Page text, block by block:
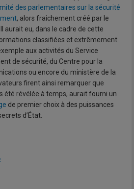
des parlementaires sur la sécurité
, alors fraichement créé par le
aurait eu, dans le cadre de cette
classifiées et extrêmement
aux activités du Service
de sécurité, du Centre pour la
ou encore du ministère de la
firent ainsi remarquer que
été révélée à temps, aurait fourni un
de premier choix à des puissances
d’État.